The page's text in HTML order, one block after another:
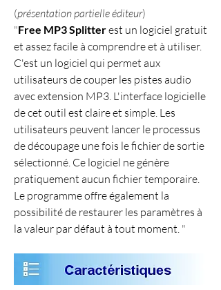
(présentation partielle éditeur)
"Free MP3 Splitter est un logiciel gratuit
et assez facile à comprendre et à utiliser.
C'est un logiciel qui permet aux
utilisateurs de couper les pistes audio
avec extension MP3. L'interface logicielle
de cet outil est claire et simple. Les
utilisateurs peuvent lancer le processus
de découpage une fois le fichier de sortie
sélectionné. Ce logiciel ne génère
pratiquement aucun fichier temporaire.
Le programme offre également la
possibilité de restaurer les paramètres à
la valeur par défaut à tout moment. "